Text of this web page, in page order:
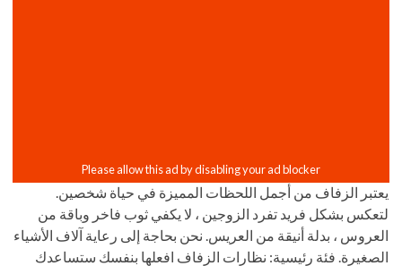
يعتبر الزفاف من أجمل اللحظات المميزة في حياة شخصين.
لتعكس بشكل فريد تفرد الزوجين ، لا يكفي ثوب فاخر وباقة من
العروس ، بدلة أنيقة من العريس. نحن بحاجة إلى رعاية آلاف الأشياء
الصغيرة. فئة رئيسية: نظارات الزفاف افعلها بنفسك ستساعدك